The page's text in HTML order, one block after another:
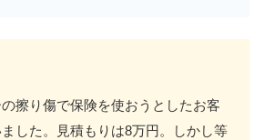
擦り傷で保険を使おうとしたお客
した。見積もりは8万円。しかし等